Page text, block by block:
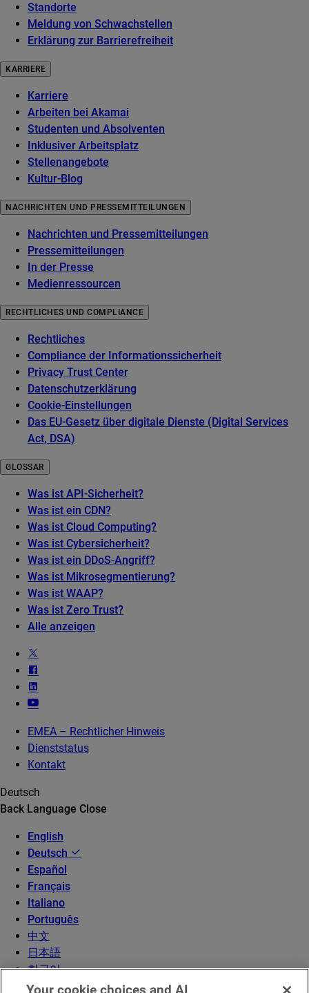
Standorte
Meldung von Schwachstellen
Erklärung zur Barrierefreiheit
KARRIERE
Karriere
Arbeiten bei Akamai
Studenten und Absolventen
Inklusiver Arbeitsplatz
Stellenangebote
Kultur-Blog
NACHRICHTEN UND PRESSEMITTEILUNGEN
Nachrichten und Pressemitteilungen
Pressemitteilungen
In der Presse
Medienressourcen
RECHTLICHES UND COMPLIANCE
Rechtliches
Compliance der Informationssicherheit
Privacy Trust Center
Datenschutzerklärung
Cookie-Einstellungen
Das EU-Gesetz über digitale Dienste (Digital Services
Act, DSA)
GLOSSAR
Was ist API-Sicherheit?
Was ist ein CDN?
Was ist Cloud Computing?
Was ist Cybersicherheit?
Was ist ein DDoS-Angriff?
Was ist Mikrosegmentierung?
Was ist WAAP?
Was ist Zero Trust?
Alle anzeigen
EMEA – Rechtlicher Hinweis
Dienststatus
Kontakt
Deutsch
Back Language Close
English
Deutsch
Español
Français
Italiano
Português
中文
日本語
한국어